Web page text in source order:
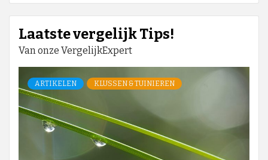
Laatste vergelijk Tips!
Van onze VergelijkExpert
ARTIKELEN KLUSSEN & TUINIEREN